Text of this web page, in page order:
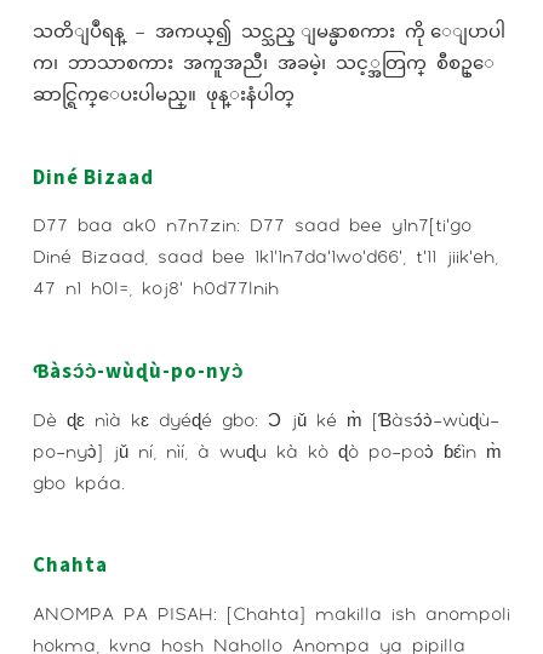
သတိျပဳရန္ – အကယ္၍ သင္သည္ ျမန္မာစကား ကို ေျပာပါ
က၊ ဘာသာစကား အကူအညီ၊ အခမဲ့၊ သင့္အတြက္ စီစဥ္ေ
ဆာင္ရြက္ေပးပါမည္။ ဖုန္းနံပါတ္
Diné Bizaad
D77 baa ak0 n7n7zin: D77 saad bee y1n7[ti’go
Diné Bizaad, saad bee 1k1’1n7da’1wo’d66’, t’11 jiik’eh,
47 n1 h0l=, koj8’ h0d77lnih
Ɓàsɔ́ɔ̀-wùɖù-po-nyɔ̀
Dè ɖɛ nìà kɛ dyéɖé gbo: Ɔ jǔ ké m̀ [Ɓàsɔ́ɔ̀-wùɖù-
po-nyɔ̀] jǔ ní, nìí, à wuɖu kà kò ɖò po-poɔ̀ ɓɛ́ìn m̀
gbo kpáa.
Chahta
ANOMPA PA PISAH: [Chahta] makilla ish anompoli
hokma, kvna hosh Nahollo Anompa ya pipilla